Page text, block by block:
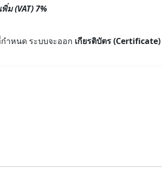
ม (VAT) 7%
ำหนด ระบบจะออก เกียรติบัตร (Certificate)